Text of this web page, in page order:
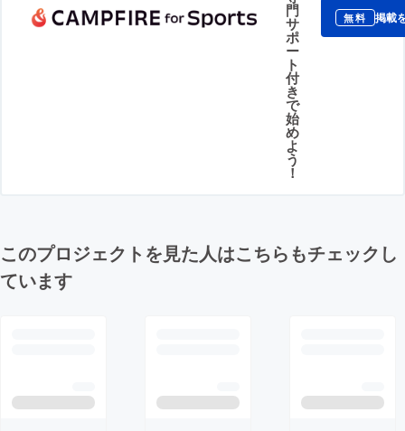
門
サ
ポ
ー
ト
付
き
で
始
め
よ
う
！
無料 掲載
このプロジェクトを見た人はこちらもチェックし
ています